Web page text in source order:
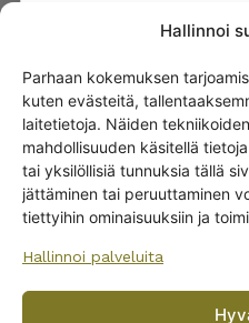
Hallinnoi
Parhaan kokemuksen
kuten evästeitä,
laitetietoja. Näiden
mahdollisuuden käsitellä
tai yksilöllisiä tunnuksia tällä
jättäminen tai peruuttaminen
tiettyihin ominaisuuksiin ja
Hallinnoi palveluita
Yes! I want